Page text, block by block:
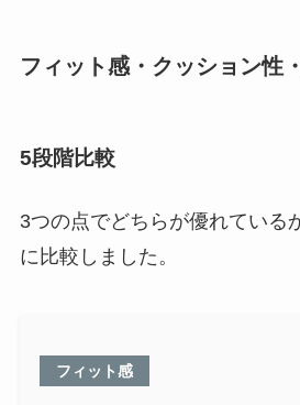
フィット感・クッション性
5段階比較
3つの点でどちらが優れている
に比較しました。
フィット感